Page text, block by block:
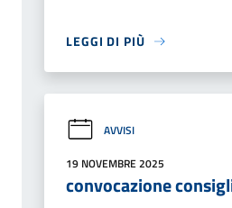
LEGGI DI PIÙ
AVVISI
19 NOVEMBRE 2025
convocazione